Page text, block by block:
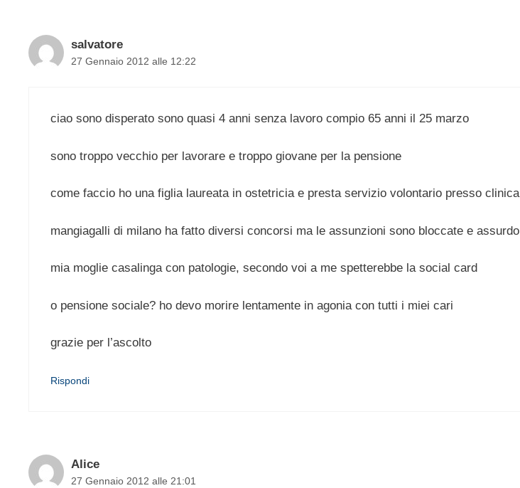
salvatore
27 Gennaio 2012 alle 12:22
ciao sono disperato sono quasi 4 anni senza lavoro compio 65 anni il 25 marzo
sono troppo vecchio per lavorare e troppo giovane per la pensione
come faccio ho una figlia laureata in ostetricia e presta servizio volontario presso clinica
mangiagalli di milano ha fatto diversi concorsi ma le assunzioni sono bloccate e assurdo
mia moglie casalinga con patologie, secondo voi a me spetterebbe la social card
o pensione sociale? ho devo morire lentamente in agonia con tutti i miei cari
grazie per l’ascolto
Rispondi
Alice
27 Gennaio 2012 alle 21:01